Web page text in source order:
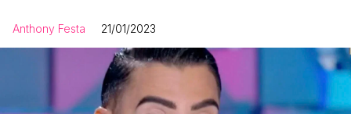
Anthony Festa 21/01/2023